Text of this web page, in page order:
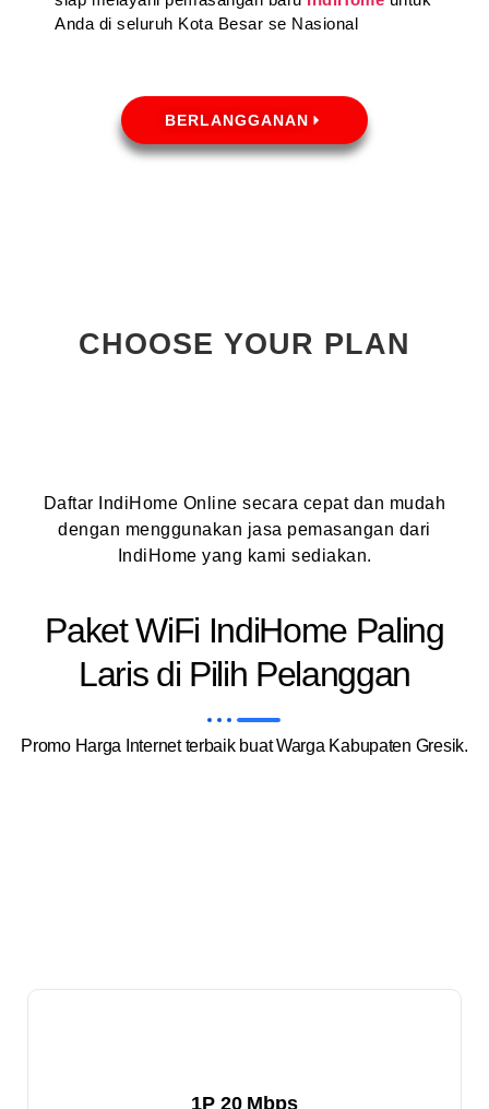
Anda di seluruh Kota Besar se Nasional
BERLANGGANAN
CHOOSE YOUR PLAN
Daftar IndiHome Online secara cepat dan mudah
dengan menggunakan jasa pemasangan dari
IndiHome yang kami sediakan.
Paket WiFi IndiHome Paling
Laris di Pilih Pelanggan
Promo Harga Internet terbaik buat Warga Kabupaten Gresik.
1P 20 Mbps